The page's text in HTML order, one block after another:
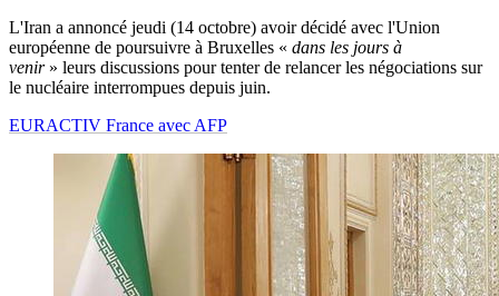
L'Iran a annoncé jeudi (14 octobre) avoir décidé avec l'Union
européenne de poursuivre à Bruxelles « dans les jours à
venir» leurs discussions pour tenter de relancer les négociations sur
le nucléaire interrompues depuis juin.
EURACTIV France avec AFP